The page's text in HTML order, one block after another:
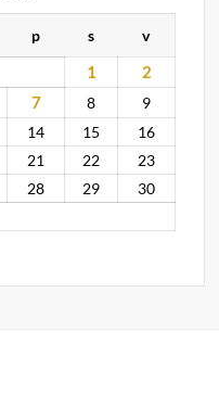
p s v
1
2
7 8
9
14 15
16
21 22
23
28 29
30